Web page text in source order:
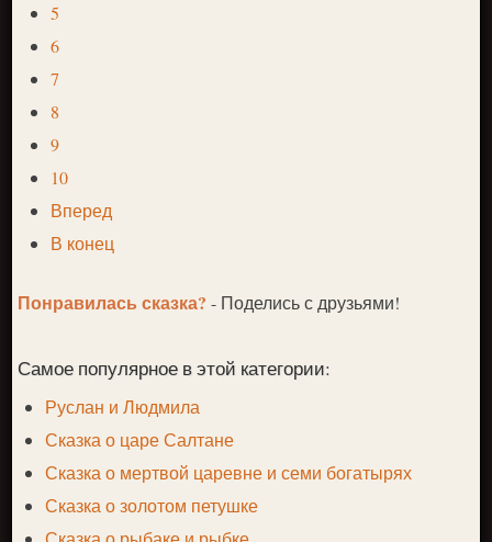
5
6
7
8
9
10
Вперед
В конец
Понравилась сказка?- Поделись с друзьями!
Самое популярное в этой категории:
Руслан и Людмила
Сказка о царе Салтане
Сказка о мертвой царевне и семи богатырях
Сказка о золотом петушке